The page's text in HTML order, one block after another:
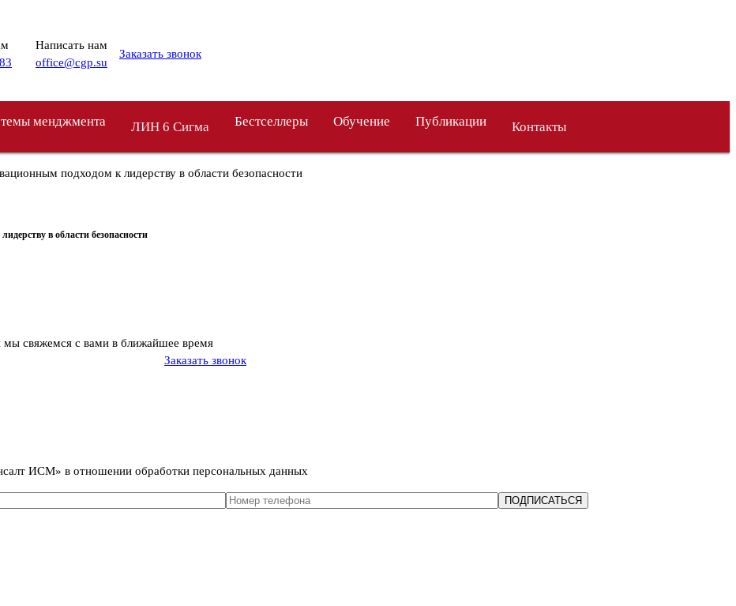
Написать нам
office@cgp.su
Заказать звонок
менджмента ЛИН 6 Сигма Бестселлеры Обучение Публикации Контакты
подходом к лидерству в области безопасности
в области безопасности
мы свяжемся с вами в ближайшее время
Заказать звонок
ИСМ» в отношении обработки персональных данных